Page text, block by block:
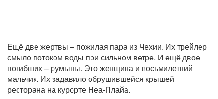
Ещё две жертвы – пожилая пара из Чехии. Их трейлер
смыло потоком воды при сильном ветре. И ещё двое
погибших – румыны. Это женщина и восьмилетний
мальчик. Их задавило обрушившейся крышей
ресторана на курорте Неа-Плайа.